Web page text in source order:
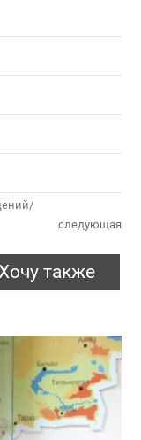
/
также
следующая